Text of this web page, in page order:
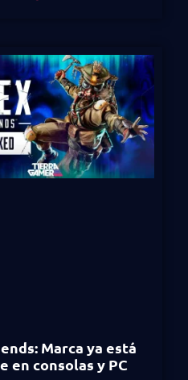
Marca ya está
en consolas y PC